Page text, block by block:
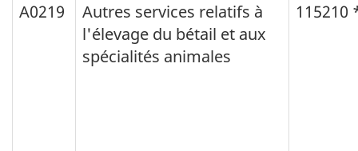
A0219
Autres services relatifs à
l'élevage du bétail et aux
spécialités animales
115210